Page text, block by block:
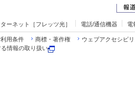
ーネット［フレッツ光］ 電話/通信機器 電
用条件 商標・著作権
ウェブアクセシビ
情報の取り扱い